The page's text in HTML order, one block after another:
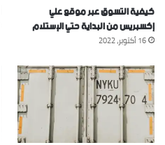
كيفية التسوق عبر موقع علي
إكسبريس من البداية حتي الإستلام
16 أكتوبر، 2022